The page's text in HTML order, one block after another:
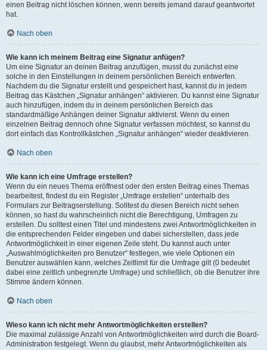
einen Beitrag nicht löschen können, wenn bereits jemand darauf geantwortet
hat.
Nach oben
Wie kann ich meinem Beitrag eine Signatur anfügen?
Um eine Signatur an deinen Beitrag anzufügen, musst du zunächst eine
solche in den Einstellungen in deinem persönlichen Bereich entwerfen.
Nachdem du die Signatur erstellt und gespeichert hast, kannst du in jedem
Beitrag das Kästchen „Signatur anhängen“ aktivieren. Du kannst eine Signatur
auch hinzufügen, indem du in deinem persönlichen Bereich das
standardmäßige Anhängen deiner Signatur aktivierst. Wenn du einen
einzelnen Beitrag dennoch ohne Signatur verfassen möchtest, so kannst du
dort einfach das Kontrollkästchen „Signatur anhängen“ wieder deaktivieren.
Nach oben
Wie kann ich eine Umfrage erstellen?
Wenn du ein neues Thema eröffnest oder den ersten Beitrag eines Themas
bearbeitest, findest du ein Register „Umfrage erstellen“ unterhalb des
Formulars zur Beitragserstellung. Solltest du diesen Bereich nicht sehen
können, so hast du wahrscheinlich nicht die Berechtigung, Umfragen zu
erstellen. Du solltest einen Titel und mindestens zwei Antwortmöglichkeiten in
die entsprechenden Felder eingeben und dabei sicherstellen, dass jede
Antwortmöglichkeit in einer eigenen Zeile steht. Du kannst auch unter
„Auswahlmöglichkeiten pro Benutzer“ festlegen, wie viele Optionen ein
Benutzer auswählen kann, welches Zeitlimit für die Umfrage gilt (0 bedeutet
dabei eine zeitlich unbegrenzte Umfrage) und schließlich, ob die Benutzer ihre
Stimme ändern können.
Nach oben
Wieso kann ich nicht mehr Antwortmöglichkeiten erstellen?
Die maximal zulässige Anzahl von Antwortmöglichkeiten wird durch die Board-
Administration festgelegt. Wenn du glaubst, mehr Antwortmöglichkeiten als